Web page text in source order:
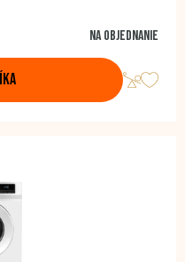
Detská poistka, Bubon z
Na objednanie